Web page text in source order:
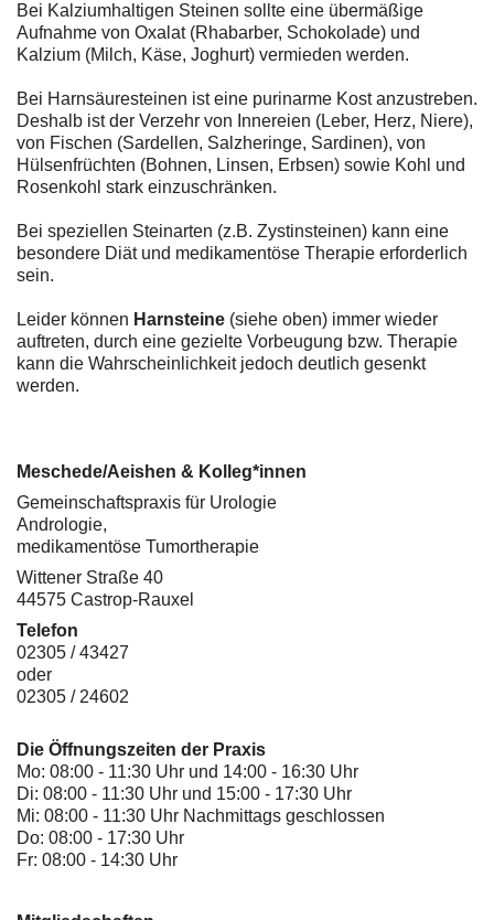
Bei Kalziumhaltigen Steinen sollte eine übermäßige
Aufnahme von Oxalat (Rhabarber, Schokolade) und
Kalzium (Milch, Käse, Joghurt) vermieden werden.
Bei Harnsäuresteinen ist eine purinarme Kost anzustreben.
Deshalb ist der Verzehr von Innereien (Leber, Herz, Niere),
von Fischen (Sardellen, Salzheringe, Sardinen), von
Hülsenfrüchten (Bohnen, Linsen, Erbsen) sowie Kohl und
Rosenkohl stark einzuschränken.
Bei speziellen Steinarten (z.B. Zystinsteinen) kann eine
besondere Diät und medikamentöse Therapie erforderlich
sein.
Leider können Harnsteine (siehe oben) immer wieder
auftreten, durch eine gezielte Vorbeugung bzw. Therapie
kann die Wahrscheinlichkeit jedoch deutlich gesenkt
werden.
Meschede/Aeishen & Kolleg*innen
Gemeinschaftspraxis für Urologie
Andrologie,
medikamentöse Tumortherapie
Wittener Straße 40
44575 Castrop-Rauxel
Telefon
02305 / 43427
oder
02305 / 24602
Die Öffnungszeiten der Praxis
Mo: 08:00 - 11:30 Uhr und 14:00 - 16:30 Uhr
Di: 08:00 - 11:30 Uhr und 15:00 - 17:30 Uhr
Mi: 08:00 - 11:30 Uhr Nachmittags geschlossen
Do: 08:00 - 17:30 Uhr
Fr: 08:00 - 14:30 Uhr